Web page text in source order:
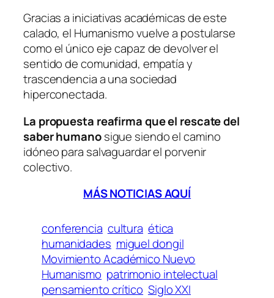
Gracias a iniciativas académicas de este
calado, el Humanismo vuelve a postularse
como el único eje capaz de devolver el
sentido de comunidad, empatía y
trascendencia a una sociedad
hiperconectada.
La propuesta reafirma que el rescate del
saber humanosigue siendo el camino
idóneo para salvaguardar el porvenir
colectivo.
MÁS NOTICIAS AQUÍ
conferencia cultura ética
humanidades miguel dongil
Movimiento Académico Nuevo
Humanismo patrimonio intelectual
pensamiento crítico Siglo XXI